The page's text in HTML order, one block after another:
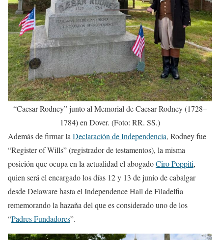
“Caesar Rodney” junto al Memorial de Caesar Rodney (1728–
1784) en Dover. (Foto: RR. SS.)
Además de firmar la Declaración de Independencia, Rodney fue
“Register of Wills” (registrador de testamentos), la misma
posición que ocupa en la actualidad el abogadoCiro Poppiti,
quien será el encargado los días 12 y 13 de junio de cabalgar
desde Delaware hasta el Independence Hall de Filadelfia
rememorando la hazaña del que es considerado uno de los
“Padres Fundadores”.